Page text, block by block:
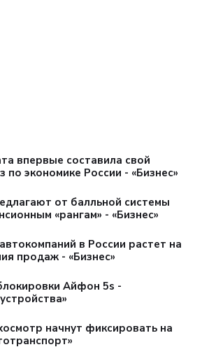
впервые составила свой
по экономике России - «Бизнес»
от балльной системы
«рангам» - «Бизнес»
в России растет на
продаж - «Бизнес»
Айфон 5s -
начнут фиксировать на